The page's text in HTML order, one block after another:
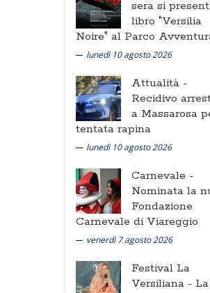
sera si
libro "Versilia
Noire" al Parco
lunedì 10 agosto 2026
Attualità -
Recidivo
a Massarosa
tentata rapina
lunedì 10 agosto 2026
Carnevale -
Nominata la
Fondazione
Carnevale di Viareggio
venerdì 7 agosto 2026
Festival La
Versiliana - La